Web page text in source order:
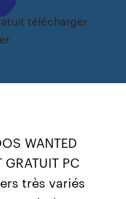
télécharger
WANTED
GRATUIT PC
très variés